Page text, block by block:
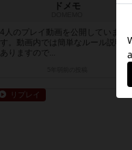
ドメモ
4人のプレイ動画を公開していま
す。動画内では簡単なルール説明も
ありますので...
リプレイ